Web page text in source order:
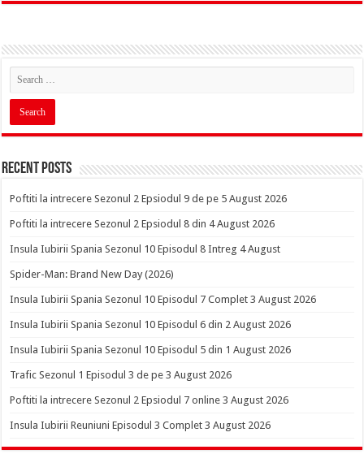
Recent Posts
Poftiti la intrecere Sezonul 2 Epsiodul 9 de pe 5 August 2026
Poftiti la intrecere Sezonul 2 Epsiodul 8 din 4 August 2026
Insula Iubirii Spania Sezonul 10 Episodul 8 Intreg 4 August
Spider-Man: Brand New Day (2026)
Insula Iubirii Spania Sezonul 10 Episodul 7 Complet 3 August 2026
Insula Iubirii Spania Sezonul 10 Episodul 6 din 2 August 2026
Insula Iubirii Spania Sezonul 10 Episodul 5 din 1 August 2026
Trafic Sezonul 1 Episodul 3 de pe 3 August 2026
Poftiti la intrecere Sezonul 2 Epsiodul 7 online 3 August 2026
Insula Iubirii Reuniuni Episodul 3 Complet 3 August 2026